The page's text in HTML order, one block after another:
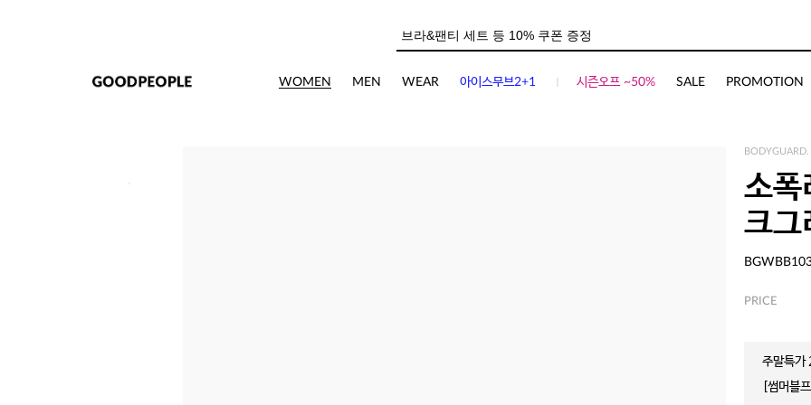
WOMEN MEN WEAR 아이스무브2+1 시즌오프 ~50% SALE PROMOTION
BODYGUARD.
소폭
크그
PRICE
주말특
[썸머블